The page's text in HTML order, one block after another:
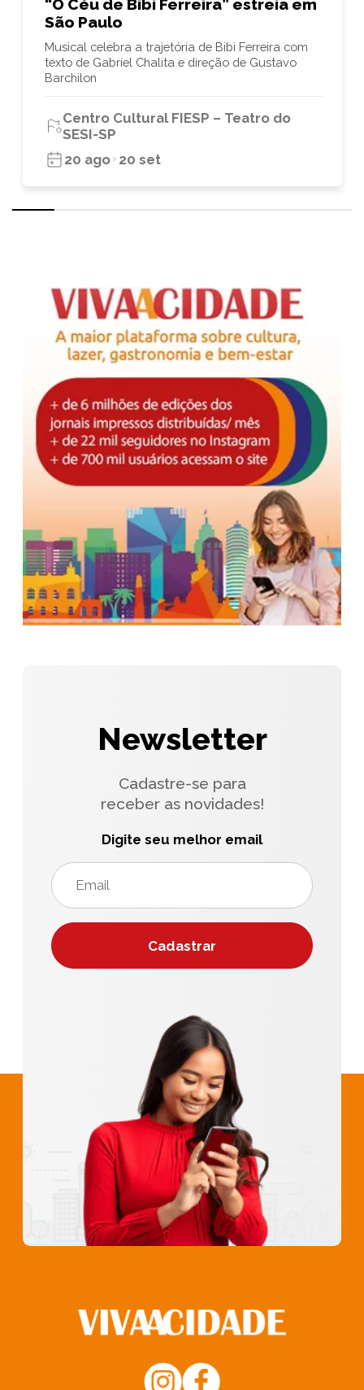
“O Céu de Bibi Ferreira” estreia em
São Paulo
Musical celebra a trajetória de Bibi Ferreira com
texto de Gabriel Chalita e direção de Gustavo
Barchilon
Centro Cultural FIESP – Teatro do
SESI-SP
20 ago 20 set
Newsletter
Cadastre-se para
receber as novidades!
Digite seu melhor email